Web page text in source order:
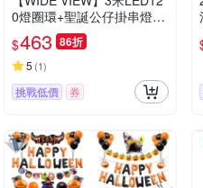
0燈圈環+聖誕公仔掛串燈-
暖光(聖誕燈 聖誕佈置 聖誕
節 氣氛燈 串燈 聖誕圓環/M
C-10)
$463 86折
5 (1)
挑戰低價 券